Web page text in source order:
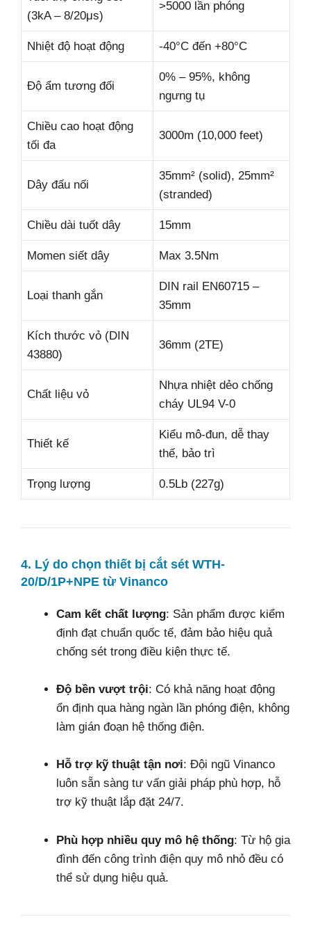
(3kA – 8/20μs)
>5000 lần phóng
Nhiệt độ hoạt động -40°C đến +80°C
Độ ẩm tương đối
0% – 95%, không
ngưng tụ
Chiều cao hoạt động
tối đa
3000m (10,000 feet)
Dây đấu nối
35mm² (solid), 25mm²
(stranded)
Chiều dài tuốt dây 15mm
Momen siết dây Max 3.5Nm
Loại thanh gắn
DIN rail EN60715 –
35mm
Kích thước vỏ (DIN
43880)
36mm (2TE)
Chất liệu vỏ
Nhựa nhiệt dẻo chống
cháy UL94 V-0
Thiết kế
Kiểu mô-đun, dễ thay
thế, bảo trì
Trọng lượng 0.5Lb (227g)
4. Lý do chọn thiết bị cắt sét WTH-
20/D/1P+NPE từ Vinanco
Cam kết chất lượng: Sản phẩm được kiểm
định đạt chuẩn quốc tế, đảm bảo hiệu quả
chống sét trong điều kiện thực tế.
Độ bền vượt trội: Có khả năng hoạt động
ổn định qua hàng ngàn lần phóng điện, không
làm gián đoạn hệ thống điện.
Hỗ trợ kỹ thuật tận nơi: Đội ngũ Vinanco
luôn sẵn sàng tư vấn giải pháp phù hợp, hỗ
trợ kỹ thuật lắp đặt 24/7.
Phù hợp nhiều quy mô hệ thống: Từ hộ gia
đình đến công trình điện quy mô nhỏ đều có
thể sử dụng hiệu quả.